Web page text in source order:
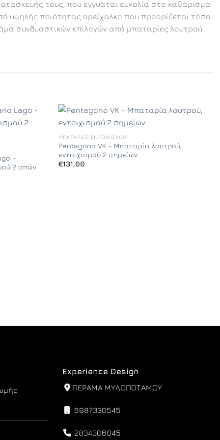
τους, που εγγυάται ευκολία στο καθάρισμα
υψηλής ποιότητας ορείχαλκο που προορίζεται τόσο
συνδυαστικών επιλογών από μπαταρίες λουτρού
–
2 οπών
ΜΠΑΤΑΡΊΕΣ ΕΝΤΟΙΧΙΣΜΟΎ
Pentagono VK – Μπαταρία λουτρού,
εντοιχισμού 2 σημείων
€131,00
Experience Design
ΠΕΡΑΜΑ ΜΥΛΟΠΟΤΑΜΟΥ
6987330545
2834306045